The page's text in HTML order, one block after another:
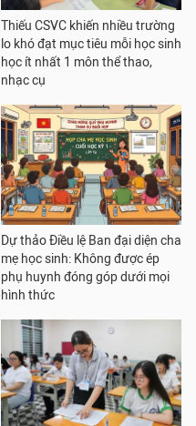
Thiếu CSVC khiến nhiều trường
lo khó đạt mục tiêu mỗi học sinh
học ít nhất 1 môn thể thao,
nhạc cụ
Dự thảo Điều lệ Ban đại diện cha
mẹ học sinh: Không được ép
phụ huynh đóng góp dưới mọi
hình thức